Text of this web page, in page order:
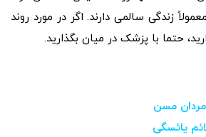
زندگی سالمی دارند. اگر در مورد روند
حتما با پزشک در میان بگذارید.
مسن
یائسگی